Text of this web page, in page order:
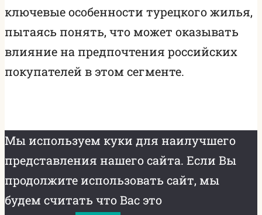
ключевые особенности турецкого жилья,
пытаясь понять, что может оказывать
влияние на предпочтения российских
покупателей в этом сегменте.
Мы используем куки для наилучшего
представления нашего сайта. Если Вы
продолжите использовать сайт, мы
будем считать что Вас это